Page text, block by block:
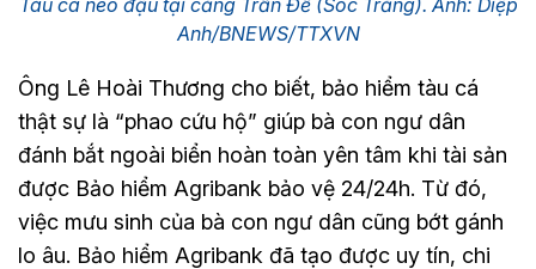
Anh/BNEWS/TTXVN
Ông Lê Hoài Thương cho biết, bảo hiểm tàu cá
thật sự là “phao cứu hộ” giúp bà con ngư dân
đánh bắt ngoài biển hoàn toàn yên tâm khi tài sản
được Bảo hiểm Agribank bảo vệ 24/24h. Từ đó,
việc mưu sinh của bà con ngư dân cũng bớt gánh
lo âu. Bảo hiểm Agribank đã tạo được uy tín, chi